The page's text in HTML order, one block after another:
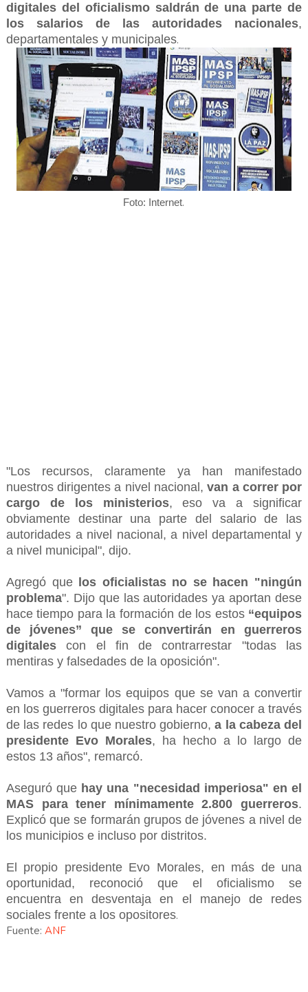
digitales del oficialismo saldrán de una parte de
los salarios de las autoridades nacionales,
departamentales y municipales.
Foto: Internet.
"Los recursos, claramente ya han manifestado
nuestros dirigentes a nivel nacional,van a correr por
cargo de los ministerios, eso va a significar
obviamente destinar una parte del salario de las
autoridades a nivel nacional, a nivel departamental y
a nivel municipal", dijo.
Agregó que
los oficialistas no se hacen "ningún
problema". Dijo que las autoridades ya aportan dese
hace tiempo para la formación de los estos “equipos
de jóvenes” que se convertirán en guerreros
digitalescon el fin de contrarrestar "todas las
mentiras y falsedades de la oposición".
Vamos a "formar los equipos que se van a convertir
en los guerreros digitales para hacer conocer a través
de las redes lo que nuestro gobierno,a la cabeza del
presidente Evo Morales, ha hecho a lo largo de
estos 13 años", remarcó.
Aseguró que hay una "necesidad imperiosa" en el
MAS para tener mínimamente 2.800 guerreros.
Explicó que se formarán grupos de jóvenes a nivel de
los municipios e incluso por distritos.
El propio presidente Evo Morales, en más de una
oportunidad, reconoció que el oficialismo se
encuentra en desventaja en el manejo de redes
sociales frente a los opositores.
Fuente: ANF